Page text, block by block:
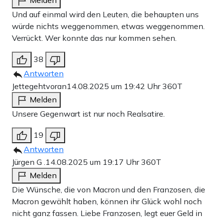
Und auf einmal wird den Leuten, die behaupten uns
würde nichts weggenommen, etwas weggenommen.
Verrückt. Wer konnte das nur kommen sehen.
38
Antworten
Jettegehtvoran14.08.2025 um 19:42 Uhr360T
Melden
Unsere Gegenwart ist nur noch Realsatire.
19
Antworten
Jürgen G . 14.08.2025 um 19:17 Uhr360T
Melden
Die Wünsche, die von Macron und den Franzosen, die
Macron gewählt haben, können ihr Glück wohl noch
nicht ganz fassen. Liebe Franzosen, legt euer Geld in